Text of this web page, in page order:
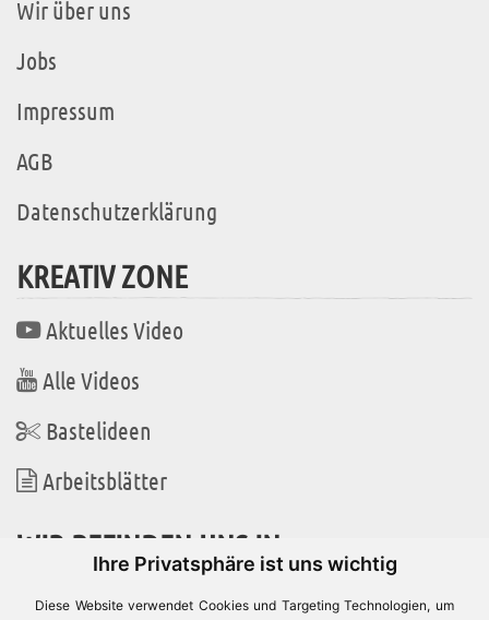
Ihre Privatsphäre ist uns wichtig
Diese Website verwendet Cookies und Targeting Technologien, um
Wir über uns
Jobs
Impressum
AGB
Datenschutzerklärung
KREATIV ZONE
Aktuelles Video
Alle Videos
Bastelideen
Arbeitsblätter
WIR BEFINDEN UNS IN